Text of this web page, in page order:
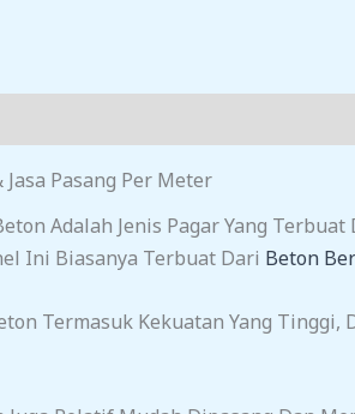
Pasang Per Meter
Adalah Jenis Pagar Yang
Ini Biasanya Terbuat Dari Beton
Termasuk Kekuatan Yang